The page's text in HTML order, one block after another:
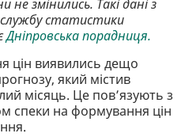
не змінились. Такі дані з
статистики
Дніпровська порадниця.
цін виявились дещо
який містив
місяць. Це пов’язують з
спеки на формування цін